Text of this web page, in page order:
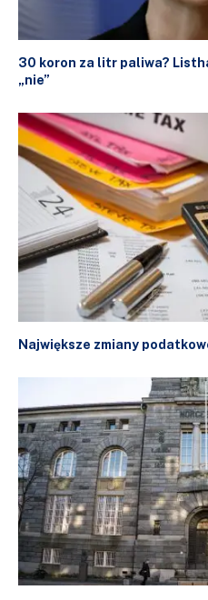
30 koron za litr paliwa?
„nie”
Największe zmiany